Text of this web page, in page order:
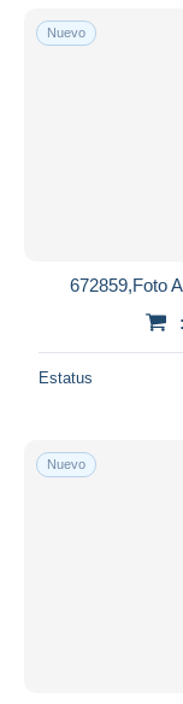
Nuevo
672859,Foto
Estatus
Nuevo